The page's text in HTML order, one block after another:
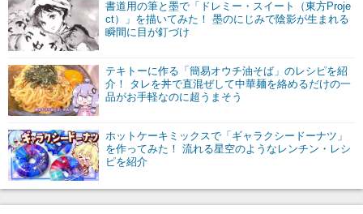
書道用の筆と墨で「ドレミー・スイート（東方Proje
ct）」を描いてみた！ 墨のにじみで陰影が生まれる
瞬間に目が釘づけ
テキトーに作る「簡易オウチ油そば」のレシピを紹
介！ タレを丼で直混ぜして中華麺を絡めるだけの一
品がお手軽なのに超うまそう
ホットケーキミックスで「ギャラクシードーナツ」
を作ってみた！ 流れる星空のようなレンチン・レシ
ピを紹介